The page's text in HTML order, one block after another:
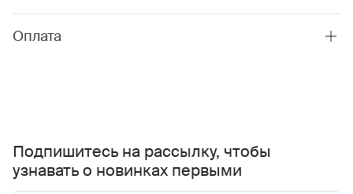
Оплата
Подпишитесь на рассылку, чтобы
узнавать о новинках первыми